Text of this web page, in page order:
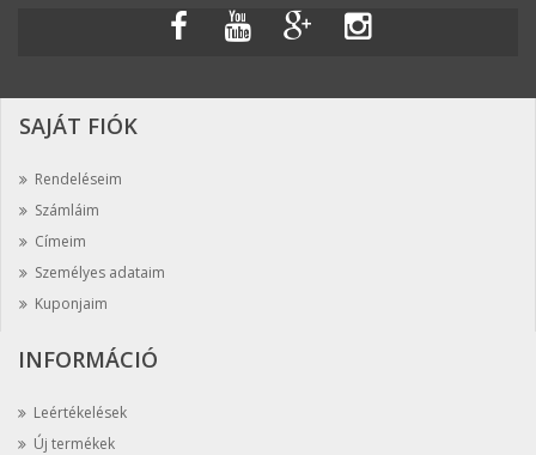
SAJÁT FIÓK
Rendeléseim
Számláim
Címeim
Személyes adataim
Kuponjaim
INFORMÁCIÓ
Leértékelések
Új termékek